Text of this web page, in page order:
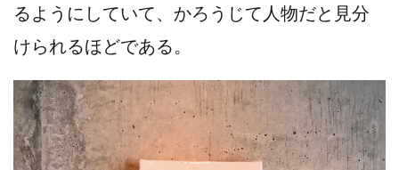
るようにしていて、かろうじて人物だと見分
けられるほどである。